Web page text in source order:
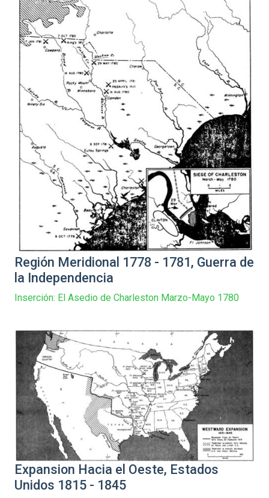
Región Meridional 1778 - 1781, Guerra de
la Independencia
Inserción: El Asedio de Charleston Marzo-Mayo 1780
Expansion Hacia el Oeste, Estados
Unidos 1815 - 1845